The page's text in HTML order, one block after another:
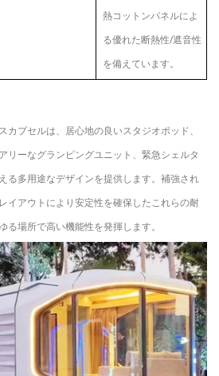
熱コットンパネルによ
る優れた断熱性/遮音性
を備えています。
カプセルは、居心地の良いスタジオポッド、
リーなグランピングユニット、緊急シェルタ
る多用途なデザインを提供します。補強され
イアウトにより安定性を確保したこれらの耐
る場所で高い機能性を発揮します。